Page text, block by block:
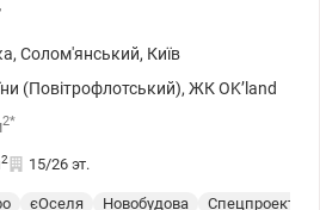
, Солом'янський, Київ
(Повітрофлотський), ЖК OK’land
2*
2 15/26 эт.
єОселя Новобудова Спецпроект